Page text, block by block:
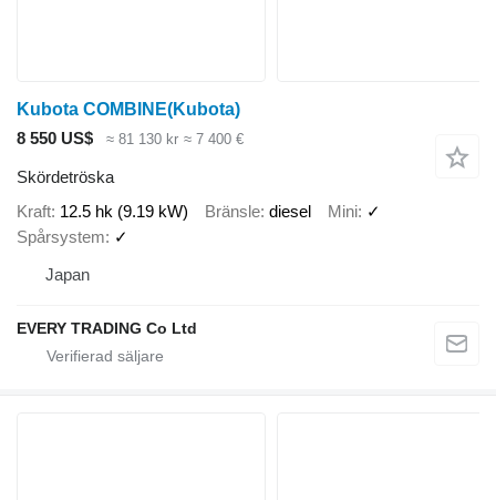
Kubota COMBINE(Kubota)
8 550 US$
≈ 81 130 kr ≈ 7 400 €
Skördetröska
Kraft 12.5 hk (9.19 kW) Bränsle diesel Mini ✓
Spårsystem
✓
Japan
EVERY TRADING Co Ltd